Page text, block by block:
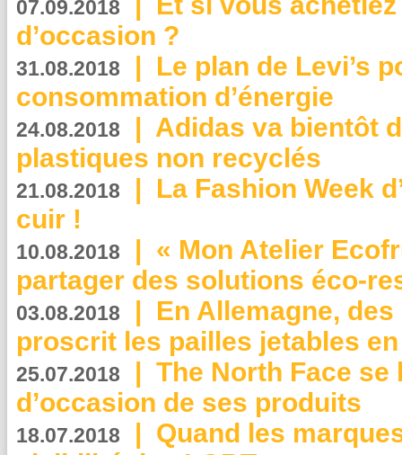
07.09.2018
d’occasion ?
31.08.2018 | Le plan de Levi’s
consommation d’énergie
24.08.2018 | Adidas va bientôt
plastiques non recyclés
21.08.2018 | La Fashion Week
cuir !
10.08.2018 | « Mon Atelier
partager des solutions éco-
03.08.2018 | En Allemagne,
proscrit les pailles jetables
25.07.2018 | The North Face se
d’occasion de ses produits
18.07.2018 | Quand les